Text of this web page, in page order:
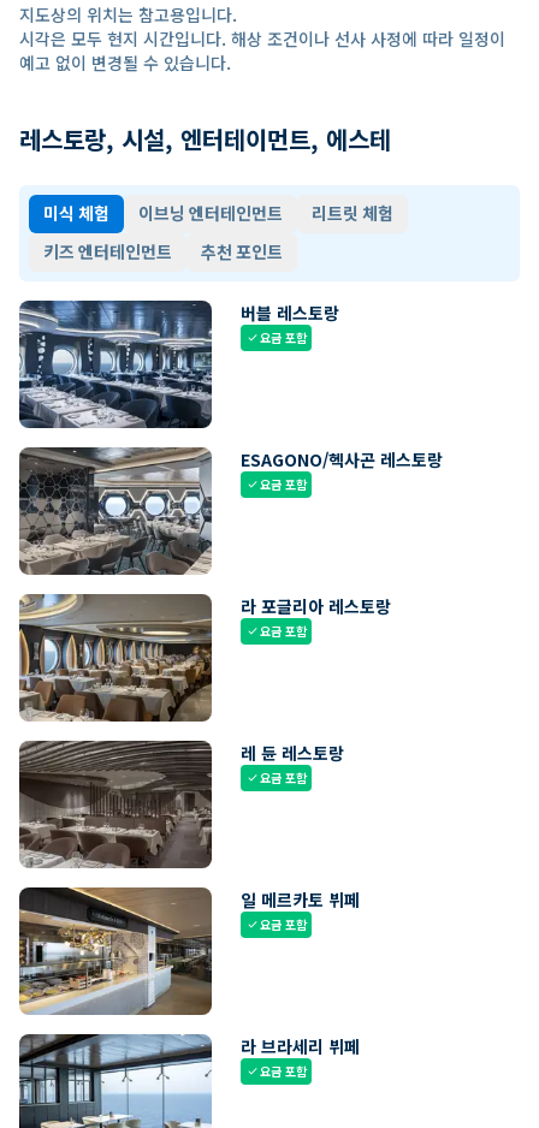
지도상의 위치는 참고용입니다.
시각은 모두 현지 시간입니다. 해상 조건이나 선사 사정에 따라 일정이
예고 없이 변경될 수 있습니다.
레스토랑, 시설, 엔터테이먼트, 에스테
미식 체험 이브닝 엔터테인먼트
리트릿 체험
키즈 엔터테인먼트
추천 포인트
버블 레스토랑
check요금 포함
ESAGONO/헥사곤 레스토랑
check요금 포함
라 포글리아 레스토랑
check요금 포함
레 듄 레스토랑
check요금 포함
일 메르카토 뷔페
check요금 포함
라 브라세리 뷔페
check요금 포함